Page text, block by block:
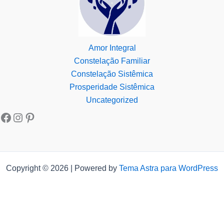
Amor Integral
Constelação Familiar
Constelação Sistêmica
Prosperidade Sistêmica
Uncategorized
Copyright © 2026 | Powered by Tema Astra para WordPress